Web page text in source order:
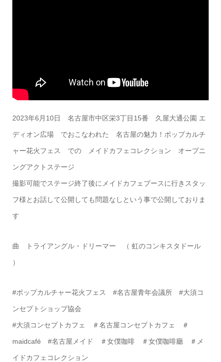
2023年6月10日 名古屋市中区栄3丁目15番 久屋大通公園 エ
ディオン広場 でおこなわれた 名古屋の魅力！ポップカルチ
ャー花火フェス での メイドカフェコレクション オープニ
ングアクトステージ
撮影可能でステージ終了後にメイドカフェブースに行きスタッ
フ様とお話して公開しても問題なしという事で公開しておりま
す
曲 トライアングル・ドリーマー （ 虹のコンキスタドール
）
#ポップカルチャー花火フェス #名古屋青年会議所 #大須コ
ンセプトショップ協会
#大須コンセプトカフェ ＃名古屋コンセプトカフェ ＃
maidcafé #名古屋メイド ＃女僕咖啡 ＃女僕咖啡廳 ＃メ
イドカフェコレクション